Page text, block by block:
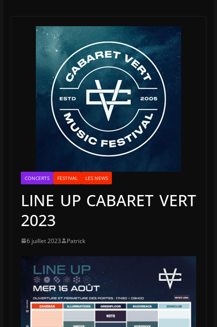
CONCERTS FESTIVAL LES NEWS
LINE UP CABARET VERT
2023
6 juillet 2023 Patrick